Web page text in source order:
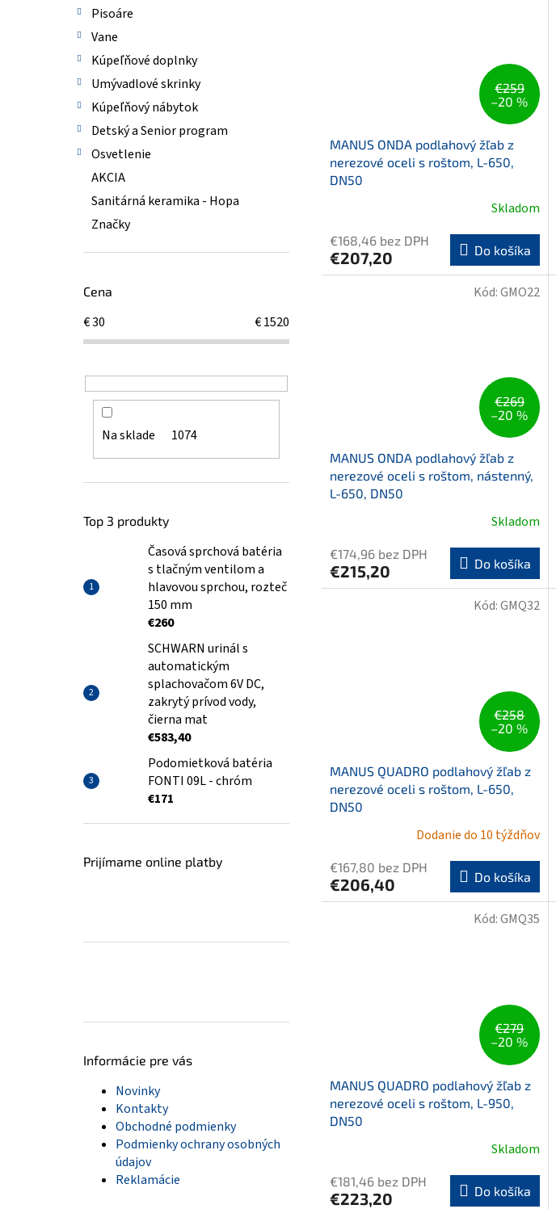
Pisoáre
Vane
Kúpeľňové doplnky
Umývadlové skrinky
Kúpeľňový nábytok
Detský a Senior program
Osvetlenie
AKCIA
Sanitárná keramika - Hopa
Značky
Cena
€30 €1520
Na sklade 1074
Top 3 produkty
Časová sprchová batéria
s tlačným ventilom a
hlavovou sprchou, rozteč
150 mm
€260
SCHWARN urinál s
automatickým
splachovačom 6V DC,
zakrytý prívod vody,
čierna mat
€583,40
Podomietková batéria
FONTI 09L - chróm
€171
Prijímame online platby
Informácie pre vás
Novinky
Kontakty
Obchodné podmienky
Podmienky ochrany osobných
údajov
Reklamácie
€259
–20 %
MANUS ONDA podlahový žľab z
nerezové oceli s roštom, L-650,
DN50
Skladom
€168,46 bez DPH
€207,20 Do košíka
€269
–20 %
MANUS ONDA podlahový žľab z
nerezové oceli s roštom, nástenný,
L-650, DN50
Skladom
€174,96 bez DPH
€215,20 Do košíka
Kód:GMO22
€258
–20 %
MANUS QUADRO podlahový žľab z
nerezové oceli s roštom, L-650,
DN50
Dodanie do 10 týždňov
€167,80 bez DPH
€206,40 Do košíka
Kód:GMQ32
€279
–20 %
MANUS QUADRO podlahový žľab z
nerezové oceli s roštom, L-950,
DN50
Skladom
€181,46 bez DPH
€223,20 Do košíka
Kód:GMQ35